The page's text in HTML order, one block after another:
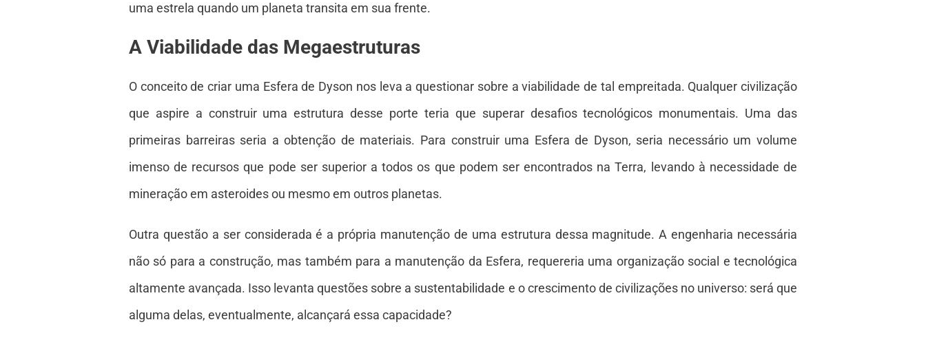
uma estrela quando um planeta transita em sua frente.
A Viabilidade das Megaestruturas
O conceito de criar uma Esfera de Dyson nos leva a questionar sobre a viabilidade de tal empreitada. Qualquer civilização
que aspire a construir uma estrutura desse porte teria que superar desafios tecnológicos monumentais. Uma das
primeiras barreiras seria a obtenção de materiais. Para construir uma Esfera de Dyson, seria necessário um volume
imenso de recursos que pode ser superior a todos os que podem ser encontrados na Terra, levando à necessidade de
mineração em asteroides ou mesmo em outros planetas.
Outra questão a ser considerada é a própria manutenção de uma estrutura dessa magnitude. A engenharia necessária
não só para a construção, mas também para a manutenção da Esfera, requereria uma organização social e tecnológica
altamente avançada. Isso levanta questões sobre a sustentabilidade e o crescimento de civilizações no universo: será que
alguma delas, eventualmente, alcançará essa capacidade?